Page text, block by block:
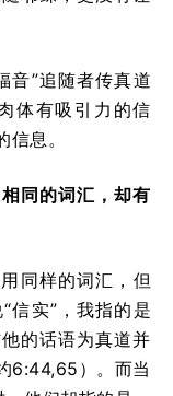
音”追随者传真道
体有吸引力的信
息。
同的词汇，却有
同样的词汇，但
信实”，我指的是
的话语为真道并
6:44,65）。而当